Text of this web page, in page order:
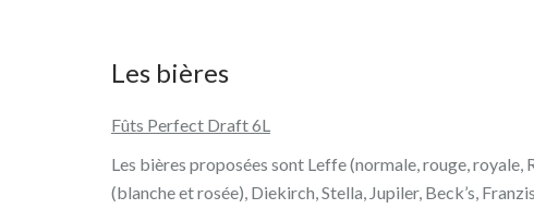
Les bières
Fûts Perfect Draft 6L
Les bières proposées sont Leffe (normale, rouge, royale,
(blanche et rosée), Diekirch, Stella, Jupiler, Beck’s,